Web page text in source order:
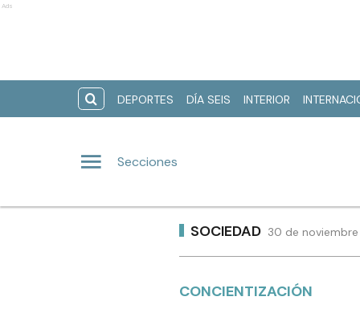
Ads
DEPORTES DÍA SEIS INTERIOR
Secciones
SOCIEDAD 30 de
CONCIENTIZACIÓN